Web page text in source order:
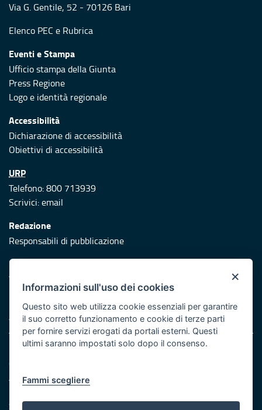
Via G. Gentile, 52 - 70126 Bari
Elenco PEC e Rubrica
Eventi e Stampa
Ufficio stampa della Giunta
Press Regione
Logo e identità regionale
Accessibilità
Dichiarazione di accessibilità
Obiettivi di accessibilità
URP
Telefono: 800 713939
Scrivici:email
Redazione
Responsabili di pubblicazione
Protezione civile
Vai al sito di Protezione Civile Puglia
Iniziativa finanziata con risorse del POR Puglia 2014/2020 -
Asse XI
Note legali
Cookie e privacy
Atti di notifica
Servizi Intranet
×
Informazioni sull'uso dei cookies
Questo sito web utilizza cookie essenziali per garantire
il suo corretto funzionamento e cookie di terze parti
per fornire servizi erogati da portali esterni. Questi
ultimi saranno impostati solo dopo il consenso.
Fammi scegliere